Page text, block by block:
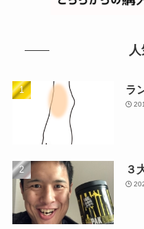
ラ
３